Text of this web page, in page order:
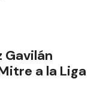
Gavilán
a la Liga